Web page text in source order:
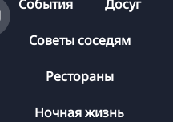
События Досуг
Советы соседям
Рестораны
Ночная жизнь